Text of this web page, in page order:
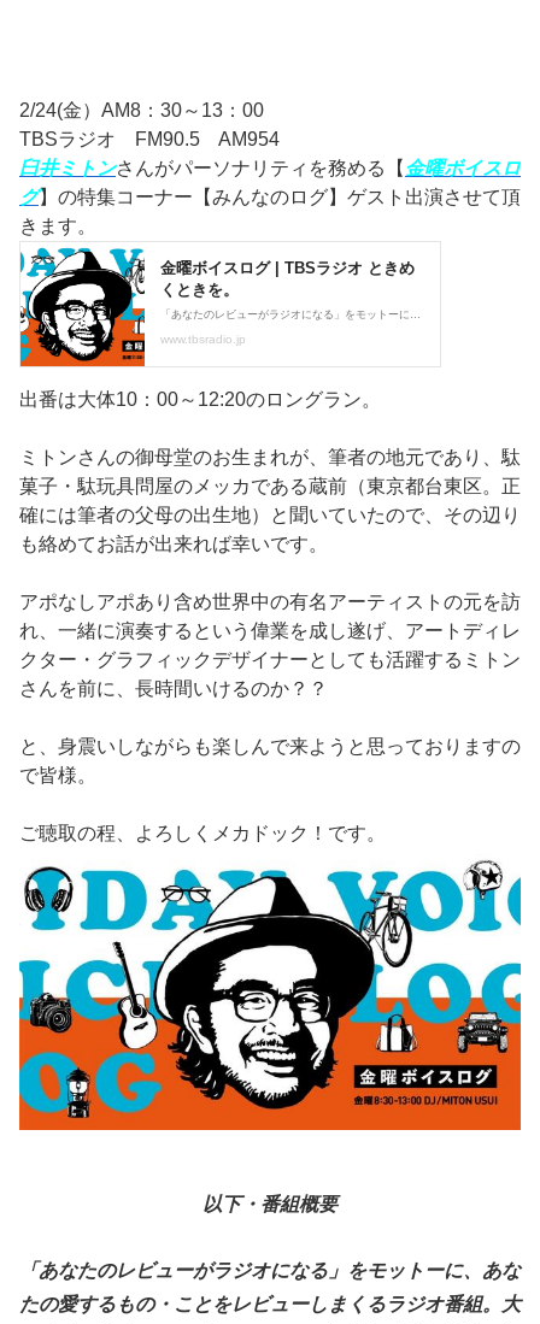
2/24(金）AM8：30～13：00
TBSラジオ FM90.5 AM954
臼井ミトンさんがパーソナリティを務める【 金曜ボイスロ
グ】の特集コーナー【みんなのログ】ゲスト出演させて頂
きます。
出番は大体10：00～12:20のロングラン。
ミトンさんの御母堂のお生まれが、筆者の地元であり、駄
菓子・駄玩具問屋のメッカである蔵前（東京都台東区。正
確には筆者の父母の出生地）と聞いていたので、その辺り
も絡めてお話が出来れば幸いです。
アポなしアポあり含め世界中の有名アーティストの元を訪
れ、一緒に演奏するという偉業を成し遂げ、アートディレ
クター・グラフィックデザイナーとしても活躍するミトン
さんを前に、長時間いけるのか？？
と、身震いしながらも楽しんで来ようと思っておりますの
で皆様。
ご聴取の程、よろしくメカドック！です。
以下・番組概要
「あなたのレビューがラジオになる」をモットーに、あな
たの愛するもの・ことをレビューしまくるラジオ番組。大